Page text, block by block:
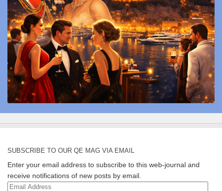
SUBSCRIBE TO OUR QE MAG VIA EMAIL
Enter your email address to subscribe to this web-journal and
receive notifications of new posts by email.
Email